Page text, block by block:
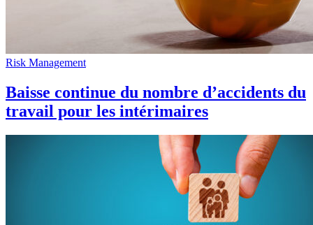
Risk Management
Baisse continue du nombre d’accidents du
travail pour les intérimaires